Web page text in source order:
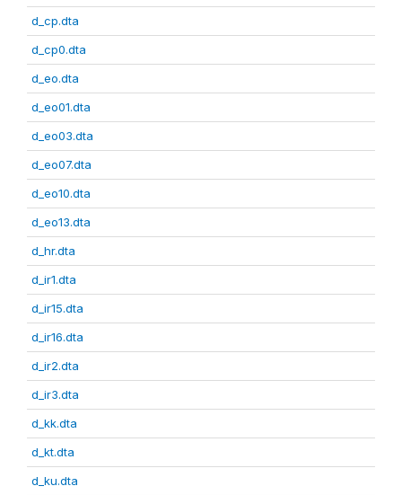
d_cp.dta
d_cp0.dta
d_eo.dta
d_eo01.dta
d_eo03.dta
d_eo07.dta
d_eo10.dta
d_eo13.dta
d_hr.dta
d_ir1.dta
d_ir15.dta
d_ir16.dta
d_ir2.dta
d_ir3.dta
d_kk.dta
d_kt.dta
d_ku.dta